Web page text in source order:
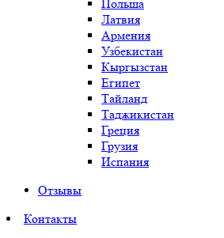
Польша
Латвия
Армения
Узбекистан
Кыргызстан
Египет
Тайланд
Таджикистан
Греция
Грузия
Испания
Отзывы
Контакты